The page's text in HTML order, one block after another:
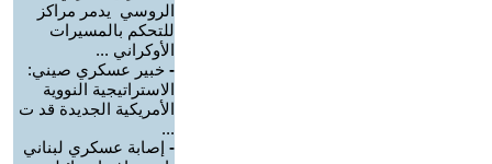
الروسي يدمر مراكز
للتحكم بالمسيرات
الأوكراني ...
- خبير عسكري صيني:
الاستراتيجية النووية
الأمريكية الجديدة قد ت
...
- إصابة عسكري لبناني